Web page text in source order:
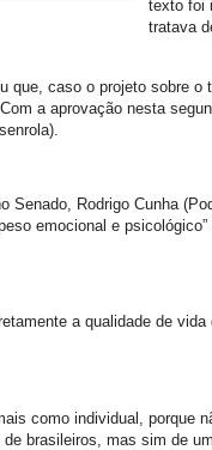
texto foi
tratava
que, caso o projeto sobre
a aprovação nesta
Senado, Rodrigo Cunha
emocional e
a qualidade de
como individual, porque
brasileiros, mas sim de